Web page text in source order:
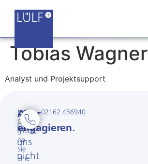
Tobias Wagner
Analyst und Projektsupport
Man
kann
uns
nicht
Aber
engagieren.
Ganz
gleich,
ob
Sie
eine
02162 436940